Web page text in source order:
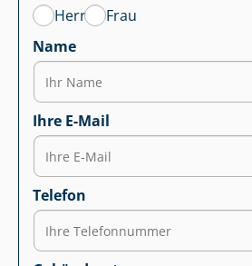
Herr
Frau
Name
Ihre E-Mail
Telefon